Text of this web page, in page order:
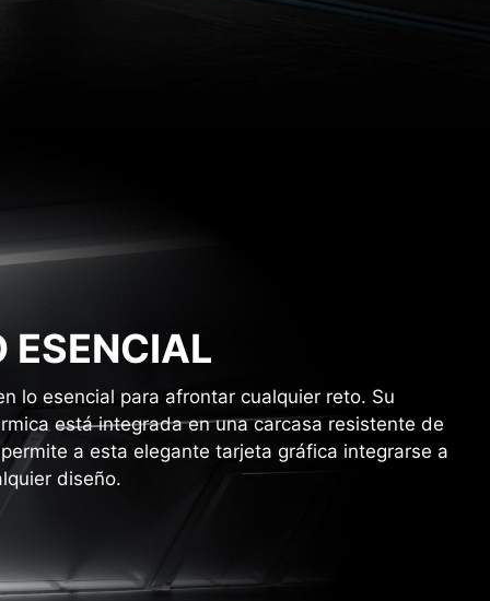
ESENCIAL
lo esencial para afrontar cualquier reto. Su
está integrada en una carcasa resistente de
a esta elegante tarjeta gráfica integrarse a
diseño.